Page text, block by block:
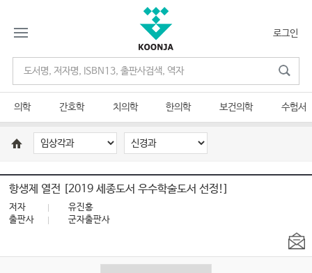
로그인
의학 간호학 치의학 한의학 보건의학 수험서
항생제 열전 [2019 세종도서 우수학술도서 선정!]
저자
유진홍
출판사
군자출판사